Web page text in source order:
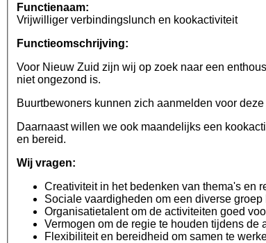
Functienaam:
Vrijwilliger verbindingslunch en kookactiviteit
Functieomschrijving:
Voor Nieuw Zuid zijn wij op zoek naar een
niet ongezond is.
Buurtbewoners kunnen zich aanmelden voor
Daarnaast willen we ook maandelijks een
en bereid.
Wij vragen:
Creativiteit in het bedenken van thema's en
Sociale vaardigheden om een diverse
Organisatietalent om de activiteiten goed
Vermogen om de regie te houden tijdens de
Flexibiliteit en bereidheid om samen te